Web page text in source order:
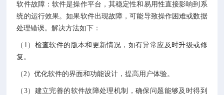
软件故障：软件是操作平台，其稳定性和易用性直接影响到系
统的运行效果。如果软件出现故障，可能导致操作困难或数据
处理错误。解决方法如下：
（1）检查软件的版本和更新情况，如有异常应及时升级或修
复。
（2）优化软件的界面和功能设计，提高用户体验。
（3）建立完善的软件故障处理机制，确保问题能够及时得到